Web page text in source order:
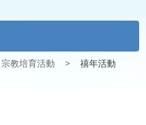
宗教培育活動 > 禧年活動